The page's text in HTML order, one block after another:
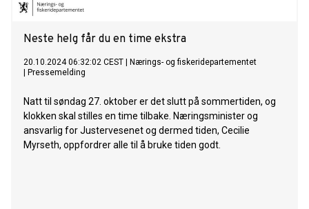
Neste helg får du en time ekstra
20.10.2024 06:32:02 CEST
Nærings- og fiskeridepartementet
Pressemelding
Natt til søndag 27. oktober er det slutt på sommertiden, og
klokken skal stilles en time tilbake. Næringsminister og
ansvarlig for Justervesenet og dermed tiden, Cecilie
Myrseth, oppfordrer alle til å bruke tiden godt.